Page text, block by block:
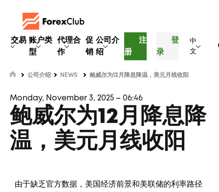
交易 账户类
型
代理合
作
促
销
公司介
绍
注
册
登
录
中
文
公司介绍 NEWS 鲍威尔为12月降息降温，美元月线收阳
Monday, November 3, 2025 – 06:46
鲍威尔为12月降息降
温，美元月线收阳
由于缺乏官方数据，美国经济前景和美联储的利率路径